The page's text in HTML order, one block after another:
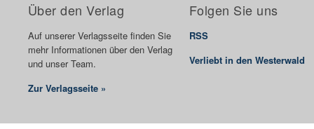
Über den Verlag
Auf unserer Verlagsseite finden Sie
mehr Informationen über den Verlag
und unser Team.
Zur Verlagsseite »
Folgen Sie uns
RSS
Verliebt in den Westerwald